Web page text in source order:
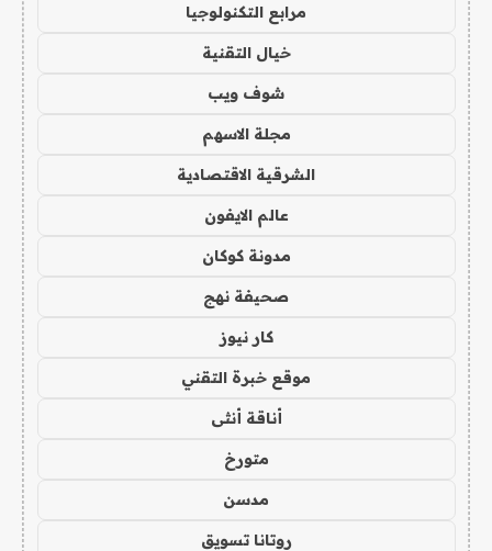
مرابع التكنولوجيا
خيال التقنية
شوف ويب
مجلة الاسهم
الشرقية الاقتصادية
عالم الايفون
مدونة كوكان
صحيفة نهج
كار نيوز
موقع خبرة التقني
أناقة أنثى
متورخ
مدسن
روتانا تسويق